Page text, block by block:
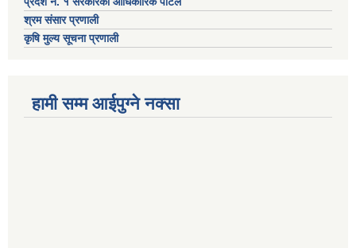
श्रम संसार प्रणाली
कृषि मुल्य सूचना प्रणाली
हामी सम्म आईपुग्ने नक्सा